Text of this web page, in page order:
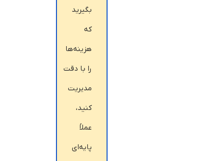
بگیرید
که
هزینه‌ها
را با دقت
مدیریت
کنید،
عملاً
پایه‌ای